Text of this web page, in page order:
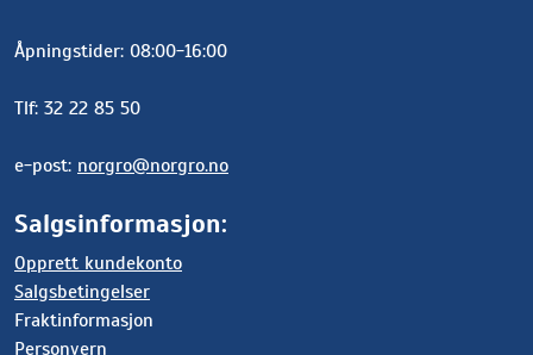
Åpningstider: 08:00-16:00
Tlf: 32 22 85 50
e-post: norgro@norgro.no
Salgsinformasjon:
Opprett kundekonto
Salgsbetingelser
Fraktinformasjon
Personvern